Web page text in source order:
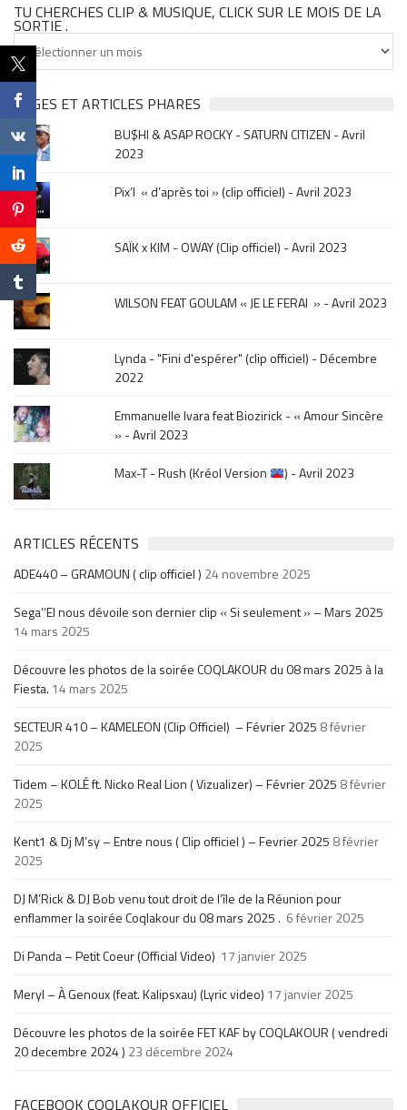
TU CHERCHES CLIP & MUSIQUE, CLICK SUR LE MOIS DE LA
SORTIE .
Tu
cherches
clip
&
musique,
click
sur
le
mois
de
la
sortie
.
PAGES ET ARTICLES PHARES
BU$HI & ASAP ROCKY - SATURN CITIZEN - Avril
2023
Pix’l « d’après toi » (clip officiel) - Avril 2023
SAÏK x KIM - OWAY (Clip officiel) - Avril 2023
WILSON FEAT GOULAM « JE LE FERAI » - Avril 2023
Lynda - "Fini d'espérer" (clip officiel) - Décembre
2022
Emmanuelle Ivara feat Biozirick - « Amour Sincère
» - Avril 2023
Max-T - Rush (Kréol Version
) - Avril 2023
ARTICLES RÉCENTS
ADE440 – GRAMOUN ( clip officiel ) 24 novembre 2025
Sega’’El nous dévoile son dernier clip « Si seulement » – Mars 2025
14 mars 2025
Découvre les photos de la soirée COQLAKOUR du 08 mars 2025 à la
Fiesta. 14 mars 2025
SECTEUR 410 – KAMELEON (Clip Officiel) – Février 2025 8 février
2025
Tidem – KOLÉ ft. Nicko Real Lion ( Vizualizer) – Février 2025 8 février
2025
Kent1 & Dj M’sy – Entre nous ( Clip officiel ) – Fevrier 2025 8 février
2025
DJ M’Rick & DJ Bob venu tout droit de l’île de la Réunion pour
enflammer la soirée Coqlakour du 08 mars 2025 . 6 février 2025
Di Panda – Petit Coeur (Official Video) 17 janvier 2025
Meryl – À Genoux (feat. Kalipsxau) (Lyric video) 17 janvier 2025
Découvre les photos de la soirée FET KAF by COQLAKOUR ( vendredi
20 decembre 2024 ) 23 décembre 2024
FACEBOOK COQLAKOUR OFFICIEL